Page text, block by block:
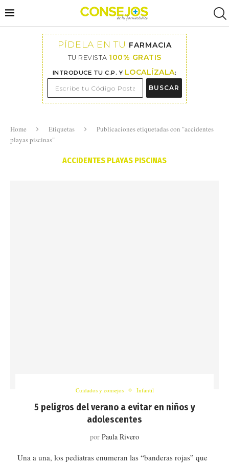
PÍDELA EN TU FARMACIA
TU REVISTA 100% GRATIS
INTRODUCE TU C.P. Y LOCALÍZALA:
BUSCAR
Home Etiquetas
Publicaciones etiquetadas con "accidentes
playas piscinas"
ACCIDENTES PLAYAS PISCINAS
Cuidados y consejos Infantil
5 peligros del verano a evitar en niños y
adolescentes
por Paula Rivero
Una a una, los pediatras enumeran las “banderas rojas” que